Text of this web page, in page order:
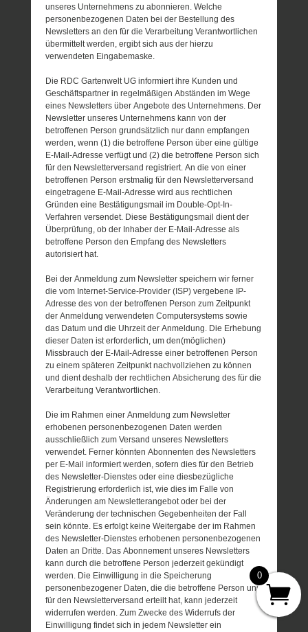
unseres Unternehmens zu abonnieren. Welche
personenbezogenen Daten bei der Bestellung des
Newsletters an den für die Verarbeitung Verantwortlichen
übermittelt werden, ergibt sich aus der hierzu
verwendeten Eingabemaske.
Die RDC Gartenwelt UG informiert ihre Kunden und
Geschäftspartner in regelmäßigen Abständen im Wege
eines Newsletters über Angebote des Unternehmens. Der
Newsletter unseres Unternehmens kann von der
betroffenen Person grundsätzlich nur dann empfangen
werden, wenn (1) die betroffene Person über eine gültige
E-Mail-Adresse verfügt und (2) die betroffene Person sich
für den Newsletterversand registriert. An die von einer
betroffenen Person erstmalig für den Newsletterversand
eingetragene E-Mail-Adresse wird aus rechtlichen
Gründen eine Bestätigungsmail im Double-Opt-In-
Verfahren versendet. Diese Bestätigungsmail dient der
Überprüfung, ob der Inhaber der E-Mail-Adresse als
betroffene Person den Empfang des Newsletters
autorisiert hat.
Bei der Anmeldung zum Newsletter speichern wir ferner
die vom Internet-Service-Provider (ISP) vergebene IP-
Adresse des von der betroffenen Person zum Zeitpunkt
der Anmeldung verwendeten Computersystems sowie
das Datum und die Uhrzeit der Anmeldung. Die Erhebung
dieser Daten ist erforderlich, um den(möglichen)
Missbrauch der E-Mail-Adresse einer betroffenen Person
zu einem späteren Zeitpunkt nachvollziehen zu können
und dient deshalb der rechtlichen Absicherung des für die
Verarbeitung Verantwortlichen.
Die im Rahmen einer Anmeldung zum Newsletter
erhobenen personenbezogenen Daten werden
ausschließlich zum Versand unseres Newsletters
verwendet. Ferner könnten Abonnenten des Newsletters
per E-Mail informiert werden, sofern dies für den Betrieb
des Newsletter-Dienstes oder eine diesbezügliche
Registrierung erforderlich ist, wie dies im Falle von
Änderungen am Newsletterangebot oder bei der
Veränderung der technischen Gegebenheiten der Fall
sein könnte. Es erfolgt keine Weitergabe der im Rahmen
des Newsletter-Dienstes erhobenen personenbezogenen
Daten an Dritte. Das Abonnement unseres Newsletters
kann durch die betroffene Person jederzeit gekündigt
werden. Die Einwilligung in die Speicherung
personenbezogener Daten, die die betroffene Person uns
für den Newsletterversand erteilt hat, kann jederzeit
widerrufen werden. Zum Zwecke des Widerrufs der
Einwilligung findet sich in jedem Newsletter ein
0